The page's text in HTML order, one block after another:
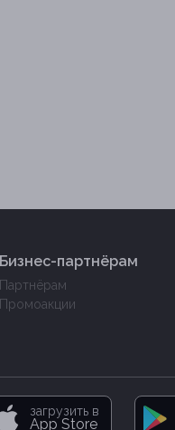
Бизнес-партнёрам
Партнёрам
Промоакции
загрузить в
App Store